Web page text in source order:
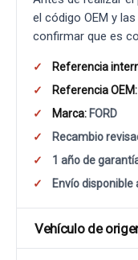
el código OEM y
confirmar que es
Referencia
Referencia OEM:
Marca: FORD
Recambio
1 año de
Envío disponible
Vehículo de